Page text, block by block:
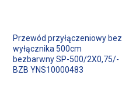
Przewód przyłączeniowy bez
wyłącznika 500cm
bezbarwny SP-500/2X0,75/-
BZB YNS10000483